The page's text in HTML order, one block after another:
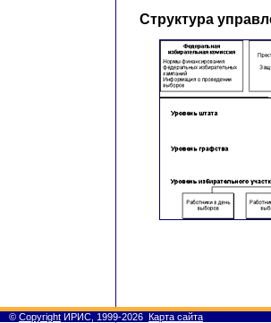
Структура
© Copyright ИРИС, 1999-2026 Карта сайта